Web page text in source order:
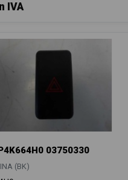
IVA
03750330
(BK)